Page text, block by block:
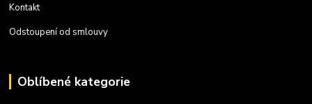
Kontakt
Odstoupení od smlouvy
Oblíbené kategorie